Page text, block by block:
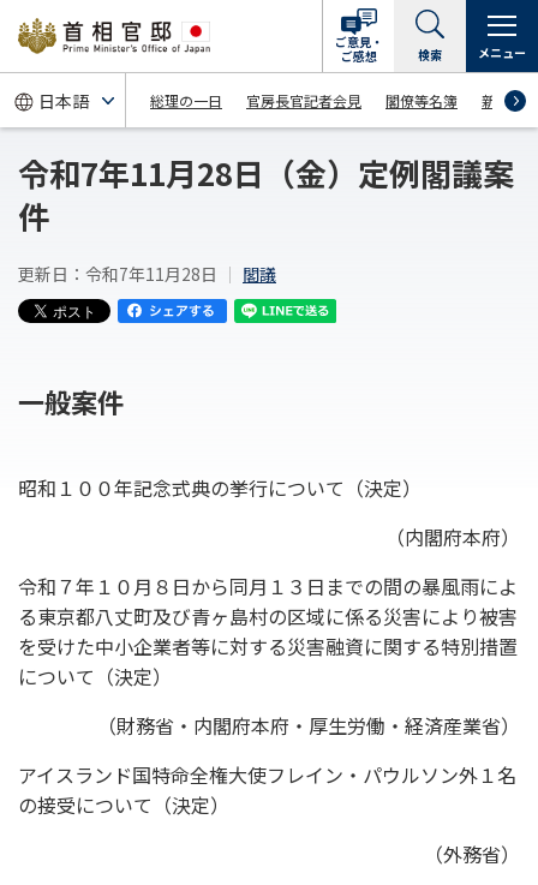
総理の一日 官房長官記者会見 閣僚等名簿 新着情報
ご意見・
ご感想
検索 メニュー
令和7年11月28日（金）定例閣議案
件
更新日：令和7年11月28日 閣議
一般案件
昭和１００年記念式典の挙行について（決定）
（内閣府本府）
令和７年１０月８日から同月１３日までの間の暴風雨によ
る東京都八丈町及び青ヶ島村の区域に係る災害により被害
を受けた中小企業者等に対する災害融資に関する特別措置
について（決定）
（財務省・内閣府本府・厚生労働・経済産業省）
アイスランド国特命全権大使フレイン・パウルソン外１名
の接受について（決定）
（外務省）